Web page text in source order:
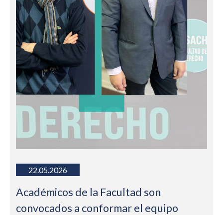
22.05.2026
Académicos de la Facultad son
convocados a conformar el equipo